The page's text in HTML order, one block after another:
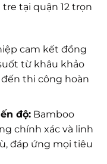
tại quận 12 trọn
cam kết đồng
từ khâu khảo
thi công hoàn
độ:Bamboo
chính xác và linh
đáp ứng mọi tiêu